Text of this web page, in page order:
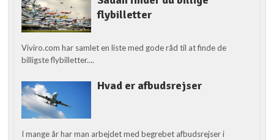
flybilletter
Viviro.com har samlet en liste med gode råd til at finde de
billigste flybilletter....
Hvad er afbudsrejser
I mange år har man arbejdet med begrebet afbudsrejser i